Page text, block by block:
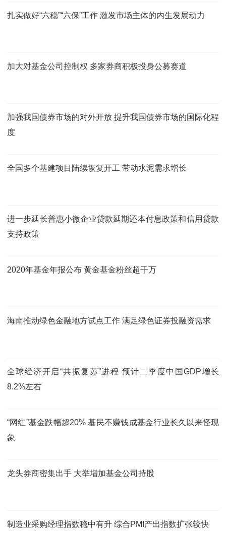
扎实做好“六稳”“六保”工作 激发市场主体的内生发展动力
加大对基金公司控制权 多家券商积极投身公募赛道
加强我国债券市场的对外开放 提升我国债券市场的国际化程
度
全国多个基建项目陆续恢复开工 带动水泥需求增长
进一步延长普惠小微企业贷款延期还本付息政策和信用贷款
支持政策
2020年基金年报公布 黄金基金粉丝超千万
海南推动绿色金融地方试点工作 满足绿色证券投融资需求
全球经济开启“共振复苏”进程 预计二季度中国GDP增长
8.2%左右
“网红”基金跌幅超20% 基民不赚钱成基金行业长久以来怪现
象
龙头券商密集出手 大举增加基金公司持股
制造业采购经理指数稳中有升 综合PMI产出指数扩张较快